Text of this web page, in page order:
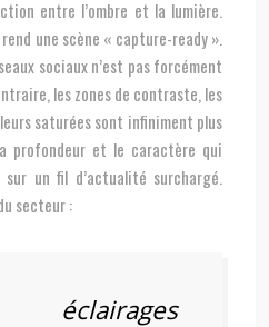
entre l’ombre et la lumière.
une scène « capture-ready ».
sociaux n’est pas forcément
les zones de contraste, les
saturées sont infiniment plus
profondeur et le caractère qui
un fil d’actualité surchargé.
secteur :